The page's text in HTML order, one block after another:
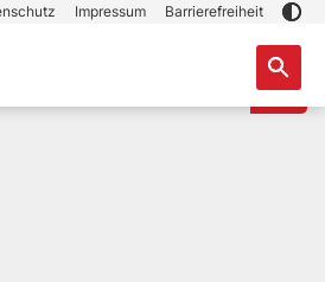
Impressum Barrierefreiheit